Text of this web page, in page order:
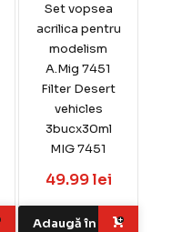
Set vopsea
acrilica pentru
modelism
A.Mig 7451
Filter Desert
vehicles
3bucx30ml
MIG 7451
49.99 lei
Adaugă în coș